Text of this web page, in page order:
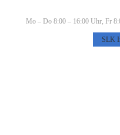
Mo – Do 8:00 – 16:00 Uhr, Fr
SLK